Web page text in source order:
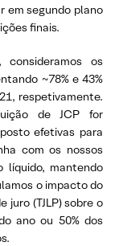
em segundo plano
finais.
consideramos os
~78% e 43%
respetivamente.
de JCP for
efetivas para
com os nossos
líquido, mantendo
o impacto do
juro (TJLP) sobre o
ano ou 50% dos